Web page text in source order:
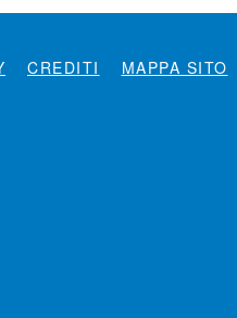
CREDITI MAPPA SITO